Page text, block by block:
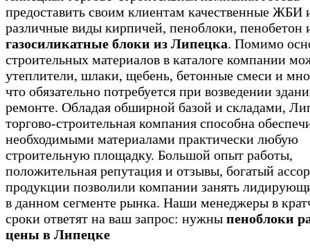
предоставить своим клиентам качественные ЖБИ
различные виды кирпичей, пеноблоки, пенобетон
газосиликатные блоки из Липецка. Помимо
строительных материалов в каталоге компании
утеплители, шлаки, щебень, бетонные смеси и
что обязательно потребуется при возведении
ремонте. Обладая обширной базой и складами,
торгово-строительная компания способна
необходимыми материалами практически любую
строительную площадку. Большой опыт работы,
положительная репутация и отзывы, богатый
продукции позволили компании занять
в данном сегменте рынка. Наши менеджеры в
сроки ответят на ваш запрос: нужны пеноблоки
цены в Липецке